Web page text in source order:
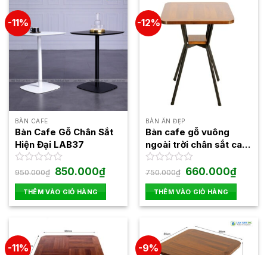
-11%
BÀN CAFE
Bàn Cafe Gỗ Chân Sắt
Hiện Đại LAB37
Được
hạng
0
5
950.000₫ Giá
gốc
là:
950.000₫.
850.000₫Giá
hiện
tại
là:
850.000₫.
THÊM VÀO GIỎ HÀNG
-12%
BÀN ĂN ĐẸP
Bàn cafe gỗ vuông
ngoài trời chân sắt cao
Fansipan Moon 02
Được
hạng
0
5
750.000₫ Giá
gốc
là:
750.000₫.
660.000₫Giá
hiện
tại
là:
THÊM VÀO GIỎ HÀNG
-11% -9%